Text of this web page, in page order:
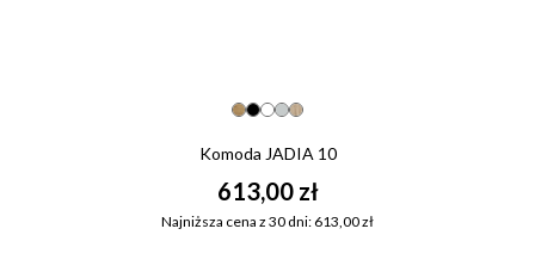
Komoda JADIA 10
613,00 zł
Najniższa cena z 30 dni: 613,00 zł